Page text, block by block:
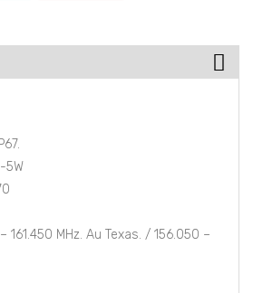
5W
161.450 MHz. Au Texas. / 156.050 –